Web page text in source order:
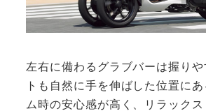
左右に備わるグラブバーは握り
トも自然に手を伸ばした位置に
ム時の安心感が高く、リラック